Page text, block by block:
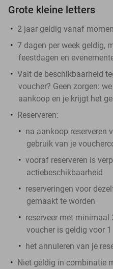
Grote kleine letters
2 jaar geldig vanaf
7 dagen per week geldig,
feestdagen en
Valt de beschikbaarheid
voucher? Geen zorgen:
aankoop en je krijgt het
Reserveren:
na aankoop reserveren
gebruik van je
vooraf reserveren is
actiebeschikbaarheid
reserveringen voor
gemaakt te worden
reserveer met minimaal
voucher is geldig voor
het annuleren van je
Niet geldig in combinatie